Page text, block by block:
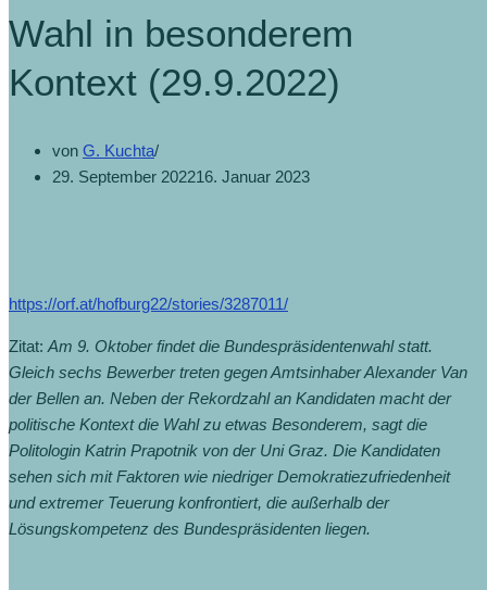
Wahl in besonderem
Kontext (29.9.2022)
von G. Kuchta
29. September 202216. Januar 2023
https://orf.at/hofburg22/stories/3287011/
Zitat: Am 9. Oktober findet die Bundespräsidentenwahl statt.
Gleich sechs Bewerber treten gegen Amtsinhaber Alexander Van
der Bellen an. Neben der Rekordzahl an Kandidaten macht der
politische Kontext die Wahl zu etwas Besonderem, sagt die
Politologin Katrin Prapotnik von der Uni Graz. Die Kandidaten
sehen sich mit Faktoren wie niedriger Demokratiezufriedenheit
und extremer Teuerung konfrontiert, die außerhalb der
Lösungskompetenz des Bundespräsidenten liegen.